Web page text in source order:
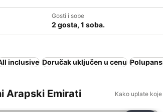
Gosti i sobe
2 gosta, 1 soba.
inclusive Doručak uključen u cenu
Arapski Emirati Kako uplate